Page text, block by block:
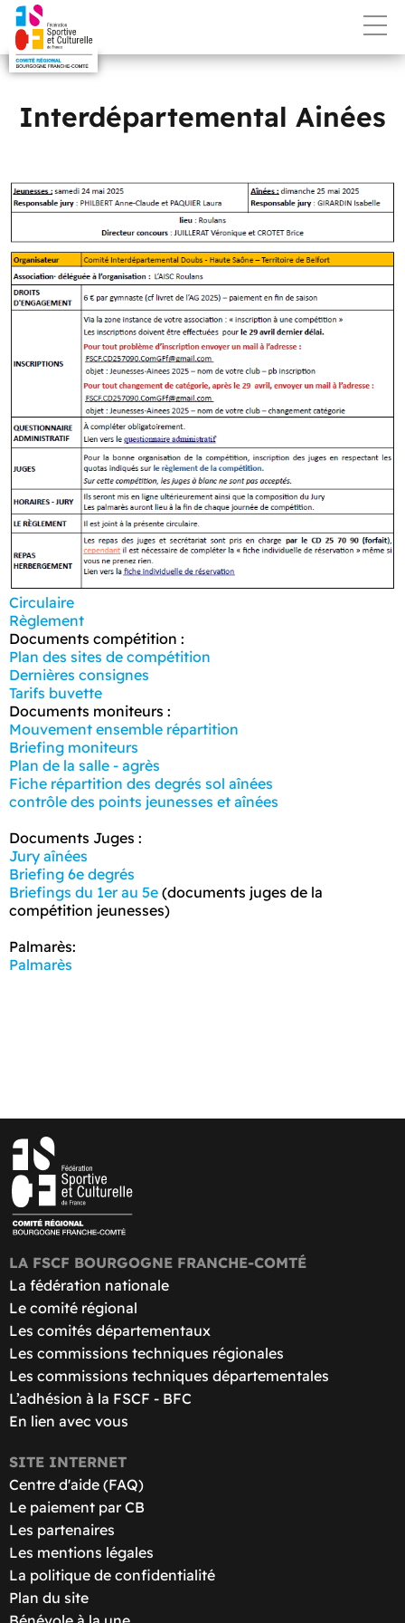
Interdépartemental Ainées
Circulaire
Règlement
Documents compétition :
Plan des sites de compétition
Dernières consignes
Tarifs buvette
Documents moniteurs :
Mouvement ensemble répartition
Briefing moniteurs
Plan de la salle - agrès
Fiche répartition des degrés sol aînées
contrôle des points jeunesses et aînées
Documents Juges :
Jury aînées
Briefing 6e degrés
Briefings du 1er au 5e (documents juges de la
compétition jeunesses)
Palmarès:
Palmarès
LA FSCF BOURGOGNE FRANCHE-COMTÉ
La fédération nationale
Le comité régional
Les comités départementaux
Les commissions techniques régionales
Les commissions techniques départementales
L’adhésion à la FSCF - BFC
En lien avec vous
SITE INTERNET
Centre d'aide (FAQ)
Le paiement par CB
Les partenaires
Les mentions légales
La politique de confidentialité
Plan du site